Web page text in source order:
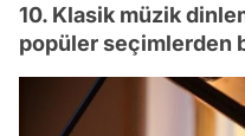
10. Klasik müzik
popüler seçimlerden